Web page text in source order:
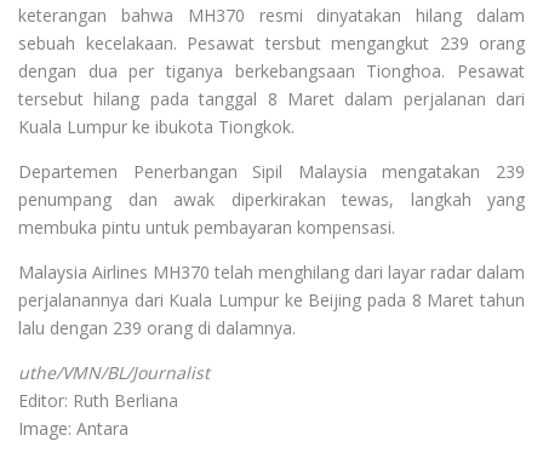
keterangan bahwa MH370 resmi dinyatakan hilang dalam
sebuah kecelakaan. Pesawat tersbut mengangkut 239 orang
dengan dua per tiganya berkebangsaan Tionghoa. Pesawat
tersebut hilang pada tanggal 8 Maret dalam perjalanan dari
Kuala Lumpur ke ibukota Tiongkok.
Departemen Penerbangan Sipil Malaysia mengatakan 239
penumpang dan awak diperkirakan tewas, langkah yang
membuka pintu untuk pembayaran kompensasi.
Malaysia Airlines MH370 telah menghilang dari layar radar dalam
perjalanannya dari Kuala Lumpur ke Beijing pada 8 Maret tahun
lalu dengan 239 orang di dalamnya.
uthe/VMN/BL/Journalist
Editor: Ruth Berliana
Image: Antara